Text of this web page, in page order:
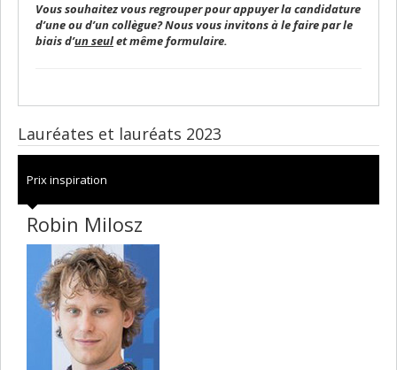
Vous souhaitez vous regrouper pour appuyer la candidature
d’une ou d’un collègue? Nous vous invitons à le faire par le
biais d’un seulet même formulaire.
Lauréates et lauréats 2023
Prix inspiration
Robin Milosz